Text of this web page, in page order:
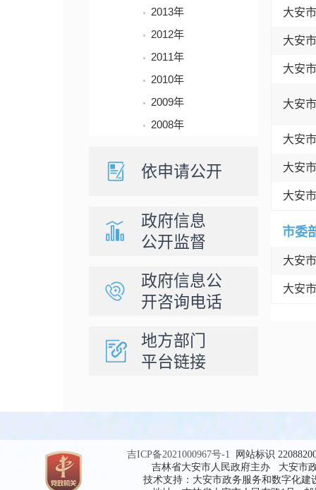
2013年
2012年
2011年
2010年
2009年
2008年
依申请公开
政府信息
公开监督
政府信息公
开咨询电话
地方部门
平台链接
大安
大安
大安
大安
大安
大安
大安
市委
大安
大安